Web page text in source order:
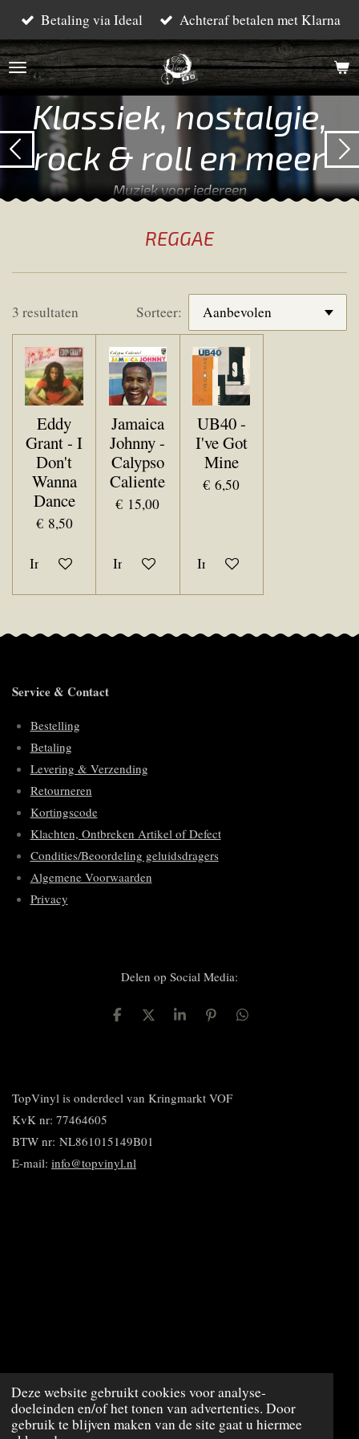
Deze website gebruikt cookies voor analyse-
doeleinden en/of het tonen van advertenties. Door
gebruik te blijven maken van de site gaat u hiermee
Ga
direct
naar
hoofdinhoud
Betaling via Ideal Achteraf betalen met Klarna
Klassiek, nostalgie,
rock & roll en meer
Muziek voor iedereen
REGGAE
3 resultaten Sorteer:
Eddy
Grant - I
Don't
Wanna
Dance
€ 8,50
In winkelwagen
Jamaica
Johnny -
Calypso
Caliente
€ 15,00
In winkelwagen
UB40 -
I've Got
Mine
€ 6,50
In winkelwagen
Service & Contact
Bestelling
Betaling
Levering & Verzending
Retourneren
Kortingscode
Klachten, Ontbreken Artikel of Defect
Condities/Beoordeling geluidsdragers
Algemene Voorwaarden
Privacy
Delen op Social Media:
D
D
S
P
n
D
TopVinyl is onderdeel van Kringmarkt VOF
KvK nr: 77464605
BTW nr: NL861015149B01
E-mail: info@topvinyl.nl
© 2020 - 2023 TopVinyl
Powered byJouwWeb